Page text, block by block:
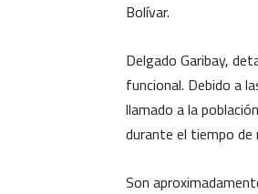
Bolívar.
Delgado Garibay,
funcional. Debido a
llamado a la
durante el tiempo de
Son